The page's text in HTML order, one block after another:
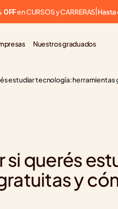
OFF en CURSOS y CARRERAS Hasta
Nuestros graduados
estudiar tecnología:
querés
y